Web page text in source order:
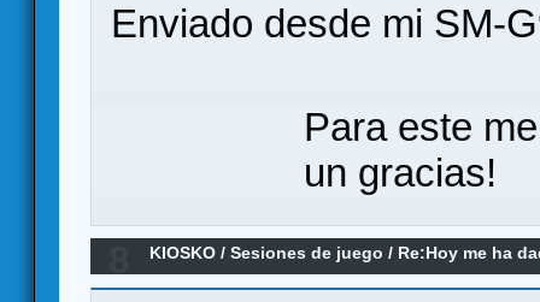
Enviado desde mi SM-
Para este
un gracias!
KIOSKO /Sesiones de juego / Re:Hoy me ha